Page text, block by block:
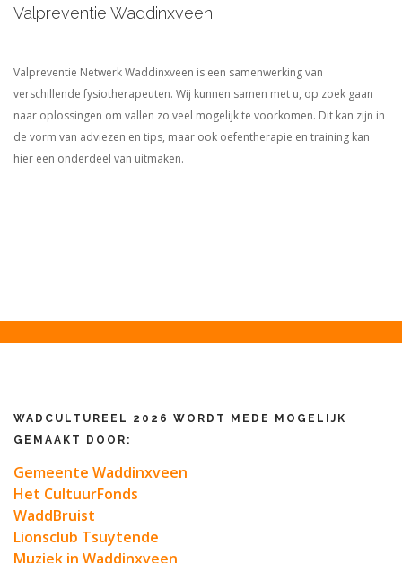
Valpreventie Waddinxveen
Valpreventie Netwerk Waddinxveen is een samenwerking van
verschillende fysiotherapeuten. Wij kunnen samen met u, op zoek gaan
naar oplossingen om vallen zo veel mogelijk te voorkomen. Dit kan zijn in
de vorm van adviezen en tips, maar ook oefentherapie en training kan
hier een onderdeel van uitmaken.
WADCULTUREEL 2026 WORDT MEDE MOGELIJK
GEMAAKT DOOR:
Gemeente Waddinxveen
Het CultuurFonds
WaddBruist
Lionsclub Tsuytende
Muziek in Waddinxveen